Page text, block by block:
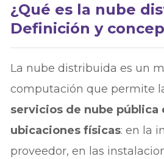
¿Qué es la nube
Definición y
La nube distribuida es un
computación que permite
servicios de nube
ubicaciones físicas: en la
proveedor, en las